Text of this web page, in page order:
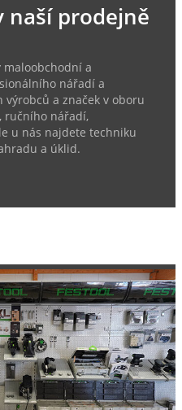
naší prodejně
maloobchodní a
nářadí a
a značek v oboru
ručního nářadí,
u nás najdete techniku
a úklid.